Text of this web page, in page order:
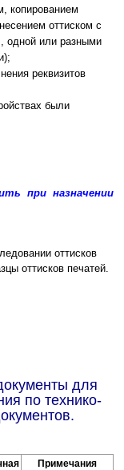
копированием
оттиском с
или разными
реквизитов
были
при назначении
оттисков
оттисков печатей.
для
по технико-
Примечания